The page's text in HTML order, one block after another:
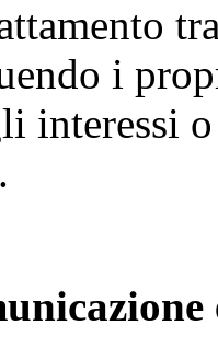
i
interessi